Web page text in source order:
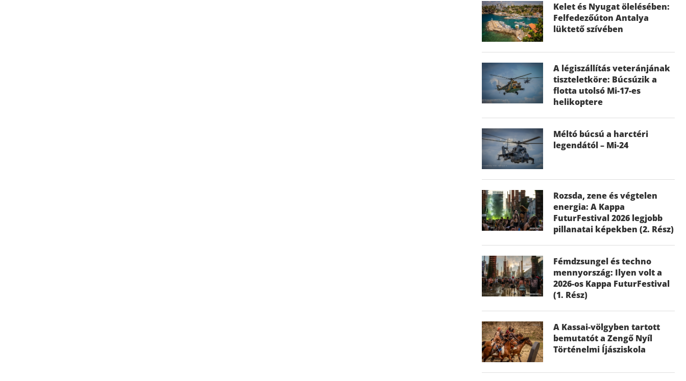
Kelet és Nyugat ölelésében:
Felfedezőúton Antalya
lüktető szívében
A légiszállítás veteránjának
tiszteletköre: Búcsúzik a
flotta utolsó Mi-17-es
helikoptere
Méltó búcsú a harctéri
legendától – Mi-24
Rozsda, zene és végtelen
energia: A Kappa
FuturFestival 2026 legjobb
pillanatai képekben (2. Rész)
Fémdzsungel és techno
mennyország: Ilyen volt a
2026-os Kappa FuturFestival
(1. Rész)
A Kassai-völgyben tartott
bemutatót a Zengő Nyíl
Történelmi Íjásziskola